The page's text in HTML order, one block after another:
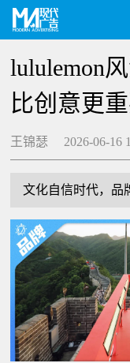
lululemon
比创意更
王锦瑟 2026-06-16
文化自信时代，品